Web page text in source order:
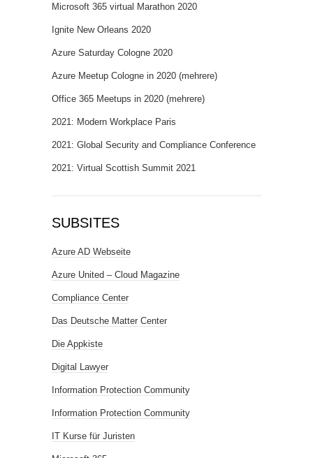
Microsoft 365 virtual Marathon 2020
Ignite New Orleans 2020
Azure Saturday Cologne 2020
Azure Meetup Cologne in 2020 (mehrere)
Office 365 Meetups in 2020 (mehrere)
2021: Modern Workplace Paris
2021: Global Security and Compliance Conference
2021: Virtual Scottish Summit 2021
SUBSITES
Azure AD Webseite
Azure United – Cloud Magazine
Compliance Center
Das Deutsche Matter Center
Die Appkiste
Digital Lawyer
Information Protection Community
Information Protection Community
IT Kurse für Juristen